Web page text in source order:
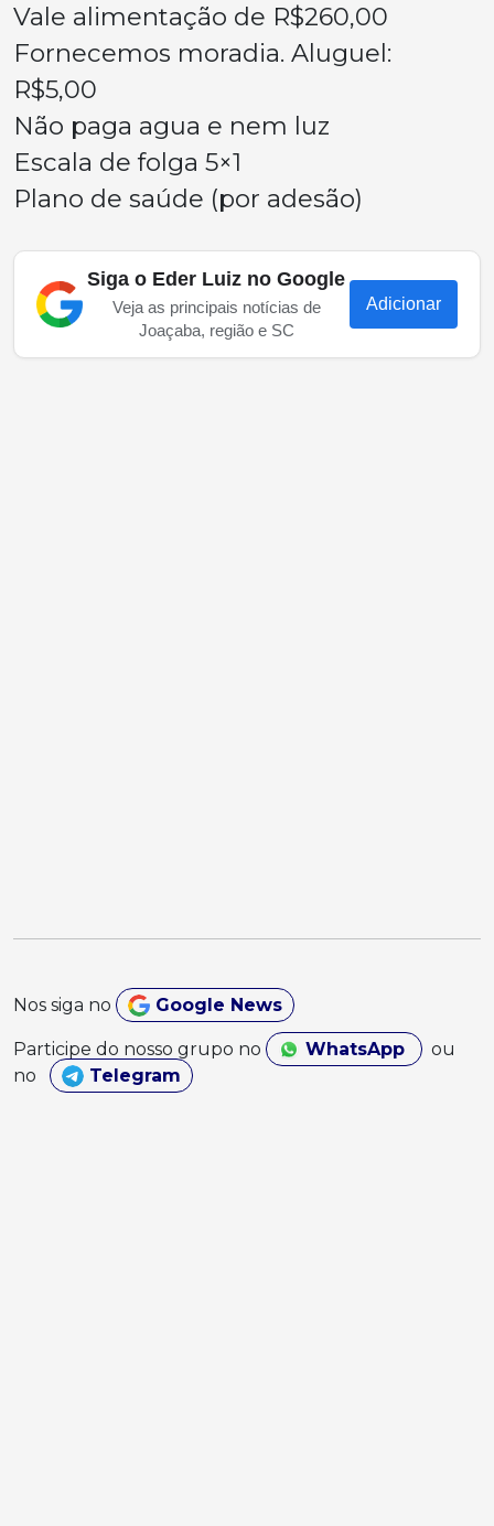
Vale alimentação de R$260,00
Fornecemos moradia. Aluguel:
R$5,00
Não paga agua e nem luz
Escala de folga 5×1
Plano de saúde (por adesão)
Siga o Eder Luiz no Google
Veja as principais notícias de
Joaçaba, região e SC
Adicionar
Nos siga no Google News
Participe do nosso grupo no WhatsApp
ou
no
Telegram